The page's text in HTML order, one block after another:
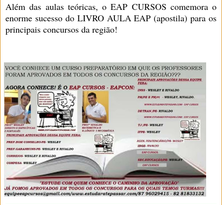
Além das aulas teóricas, o EAP CURSOS comemora o
enorme sucesso do LIVRO AULA EAP (apostila) para os
principais concursos da região!